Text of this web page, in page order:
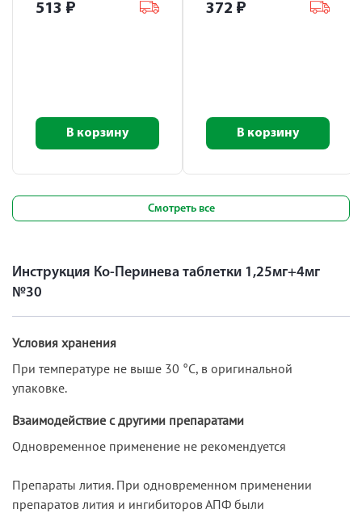
513 ₽
В корзину
372 ₽
В корзину
Смотреть все
Инструкция Ко-Перинева таблетки 1,25мг+4мг
№30
Условия хранения
При температуре не выше 30 °C, в оригинальной
упаковке.
Взаимодействие с другими препаратами
Одновременное применение не рекомендуется
Препараты лития. При одновременном применении
препаратов лития и ингибиторов АПФ были